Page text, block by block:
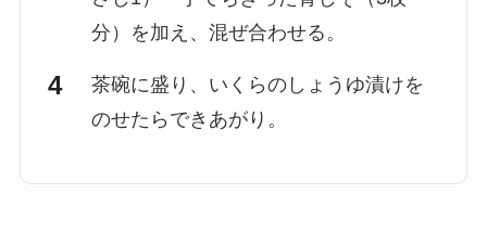
分）を加え、混ぜ合わせる。
茶碗に盛り、いくらのしょうゆ漬けを
のせたらできあがり。